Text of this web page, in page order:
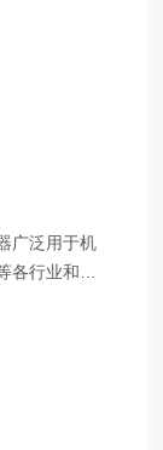
广泛用于机
各行业和科
三付/套，
分样器